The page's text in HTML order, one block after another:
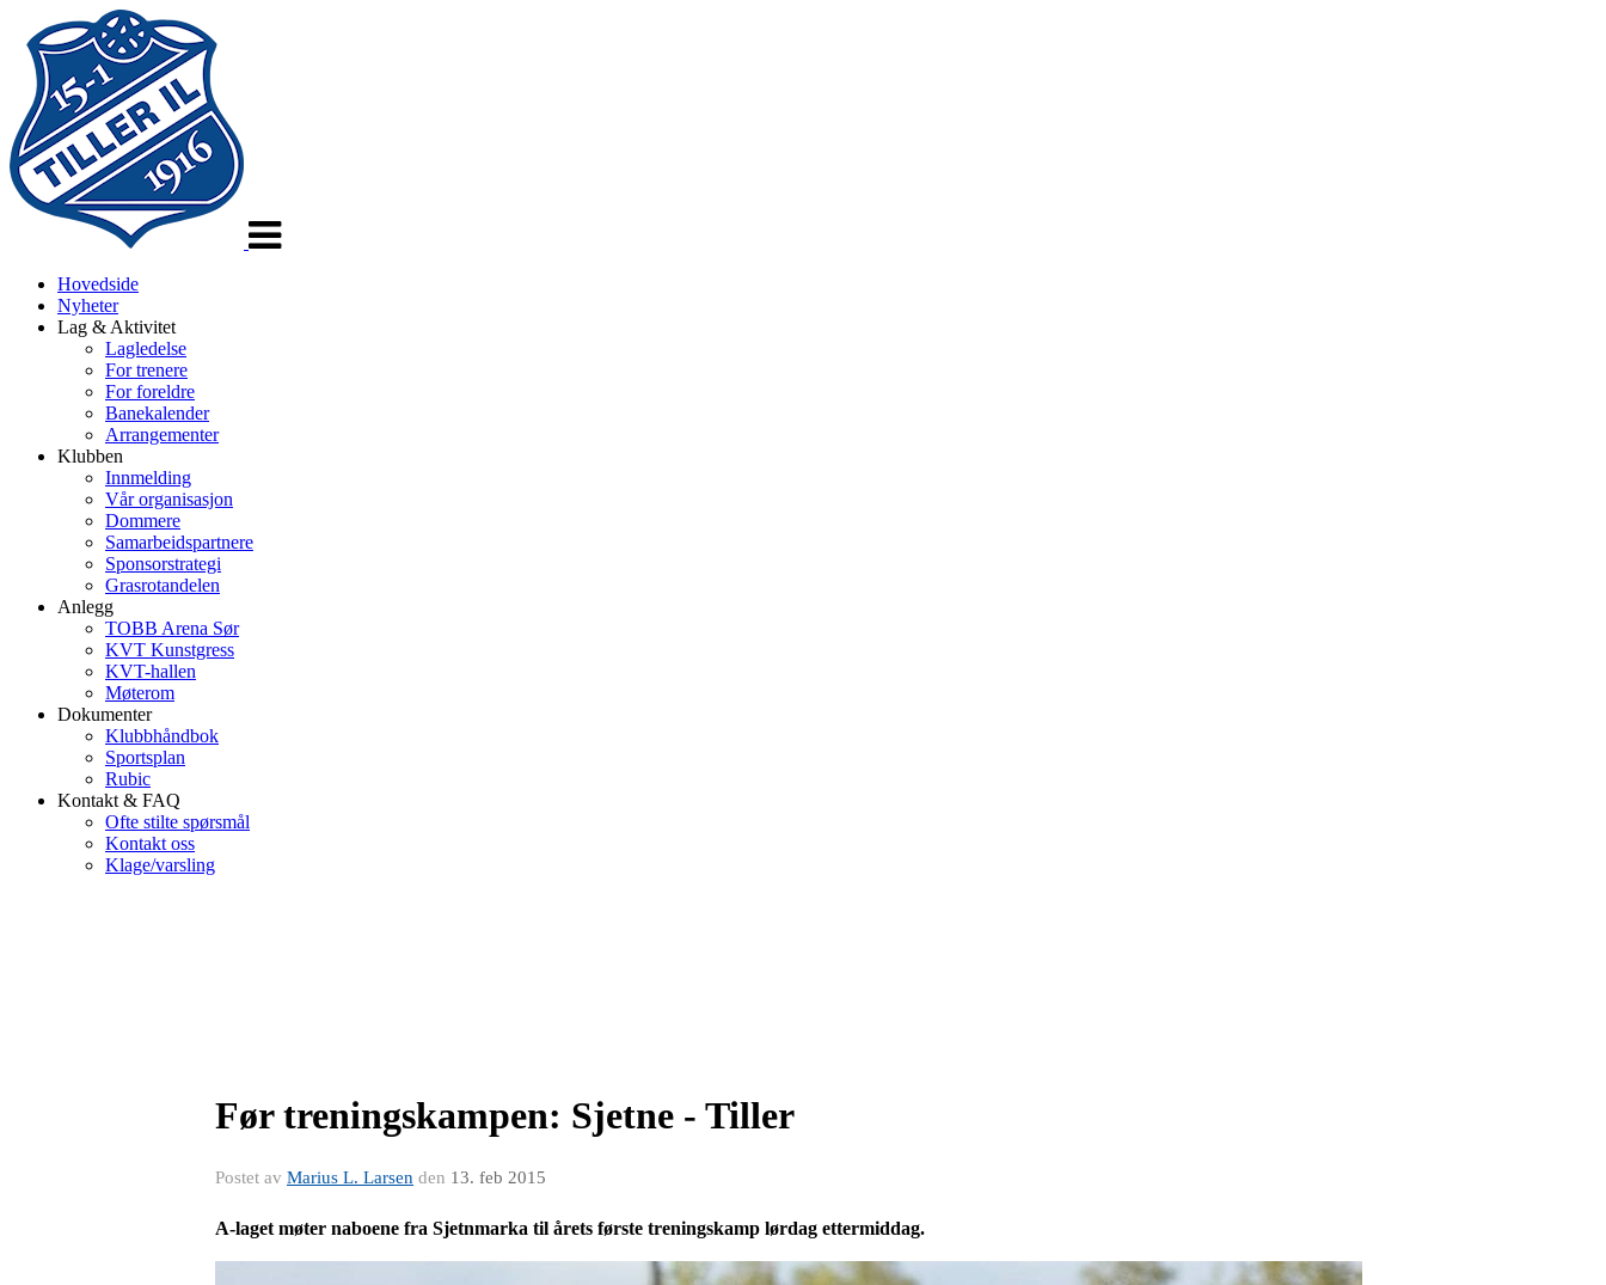
Hovedside
Nyheter
Lag & Aktivitet
Lagledelse
For trenere
For foreldre
Banekalender
Arrangementer
Klubben
Innmelding
Vår organisasjon
Dommere
Samarbeidspartnere
Sponsorstrategi
Grasrotandelen
Anlegg
TOBB Arena Sør
KVT Kunstgress
KVT-hallen
Møterom
Dokumenter
Klubbhåndbok
Sportsplan
Rubic
Kontakt & FAQ
Ofte stilte spørsmål
Kontakt oss
Klage/varsling
Før treningskampen: Sjetne - Tiller
Postet av Marius L. Larsen den 13. feb 2015
A-laget møter naboene fra Sjetnmarka til årets første treningskamp lørdag ettermiddag.